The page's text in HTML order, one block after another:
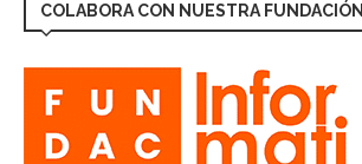
COLABORA CON NUESTRA FUNDACIÓN